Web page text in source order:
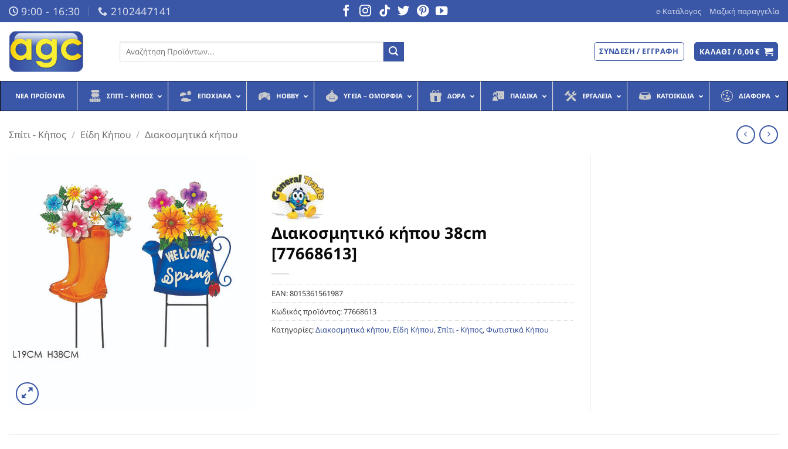
Μετάβαση
στο
περιεχόμενο
9:00 - 16:30 2102447141 e-Κατάλογος Μαζική παραγγελία
Αναζήτηση
ΣΎΝΔΕΣΗ / ΕΓΓΡΑΦΉ ΚΑΛΆΘΙ /0,00€
ΝΈΑ ΠΡΟΪΌΝΤΑ ΣΠΊΤΙ – ΚΉΠΟΣ ΕΠΟΧΙΑΚΆ HOBBY ΥΓΕΙΆ – ΟΜΟΡΦΙΆ ΔΏΡΑ ΠΑΙΔΙΚΆ ΕΡΓΑΛΕΊΑ ΚΑΤΟΙΚΊΔΙΑ ΔΙΆΦΟΡΑ
Σπίτι - Κήπος / Είδη Κήπου / Διακοσμητικά κήπου
Διακοσμητικό κήπου 38cm
[77668613]
EAN:8015361561987
Κωδικός προϊόντος:77668613
Κατηγορίες:Διακοσμητικά κήπου, Είδη Κήπου,Σπίτι - Κήπος,Φωτιστικά Κήπου